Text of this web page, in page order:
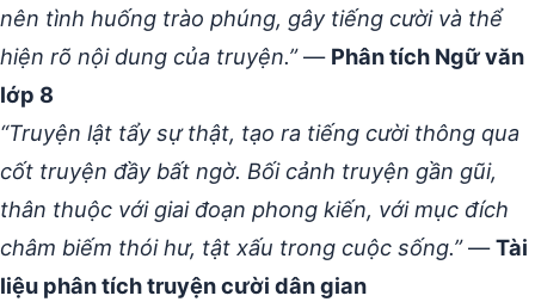
nên tình huống trào phúng, gây tiếng cười và thể
hiện rõ nội dung của truyện.”— Phân tích Ngữ văn
lớp 8
“Truyện lật tẩy sự thật, tạo ra tiếng cười thông qua
cốt truyện đầy bất ngờ. Bối cảnh truyện gần gũi,
thân thuộc với giai đoạn phong kiến, với mục đích
châm biếm thói hư, tật xấu trong cuộc sống.”—Tài
liệu phân tích truyện cười dân gian